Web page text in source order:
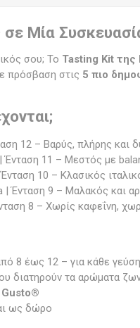
σε Μία
σου; Το Tasting Kit της
πρόσβαση στις 5 πιο
12 – Βαρύς, πλήρης και
Ένταση 11 – Μεστός με
10 – Κλασικός
| Ένταση 9 – Μαλακός και
8 – Χωρίς καφεΐνη,
8 έως 12 – για κάθε γεύση
διατηρούν τα αρώματα
ως δώρο